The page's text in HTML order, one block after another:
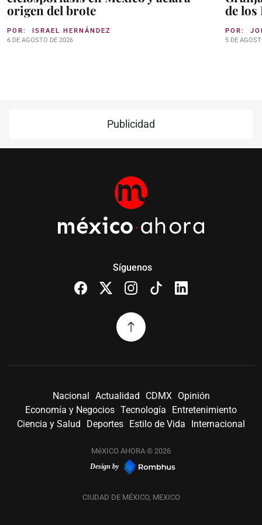
origen del brote
POR: ISRAEL HERNÁNDEZ
6 DE AGOSTO DE 2026
de los
POR:
5 DE
Publicidad
Síguenos
Nacional Actualidad CDMX
Opinión
Economía y Negocios Tecnología
Entretenimiento
Ciencia y Salud
Deportes Estilo de Vida Internacional
MéXICO AHORA © 2026
Design by
CIUDAD DE MÉXICO, MEXICO